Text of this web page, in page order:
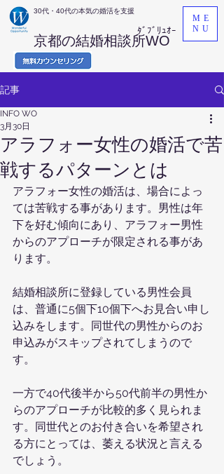
京都の結婚相談所WO
ﾀﾞﾌﾞﾘｭｵｰ
​30代・40代の本気の婚活を支援
ME
NU
記事
アラフォー女性の婚活で苦
戦するパターンとは
INFO WO
3月30日
アラフォー女性の婚活は、場合によっ
ては苦戦する事があります。男性は年
下を好む傾向にあり、アラフォー男性
からのアプローチが限定される事があ
ります。
結婚相談所に登録している男性会員
は、普通に5個下10個下へお見合い申し
込みをします。同世代の男性からのお
申込みがスキップされてしまうので
す。
一方で40代後半から50代前半の男性か
らのアプローチが比較的多く見られま
す。同世代とのお付き合いを希望され
る方にとっては、萎える状況と言える
でしょう。